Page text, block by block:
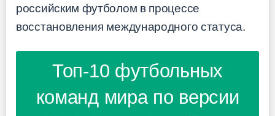
российским футболом в процессе
восстановления международного статуса.
Топ-10 футбольных
команд мира по версии